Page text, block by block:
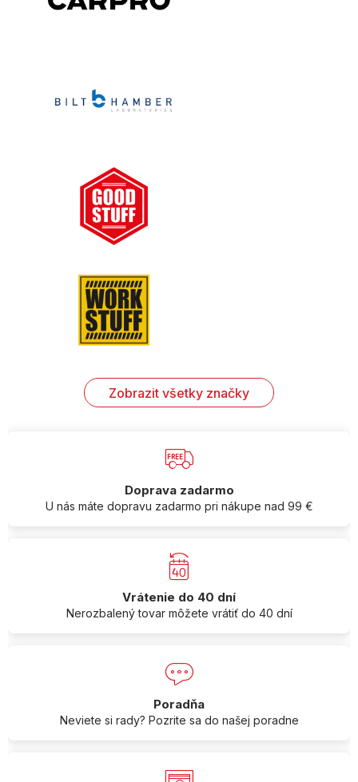
Zobrazit všetky značky
Doprava zadarmo
U nás máte dopravu zadarmo pri nákupe nad 99 €
Vrátenie do 40 dní
Nerozbalený tovar môžete vrátiť do 40 dní
Poradňa
Neviete si rady? Pozrite sa do našej poradne